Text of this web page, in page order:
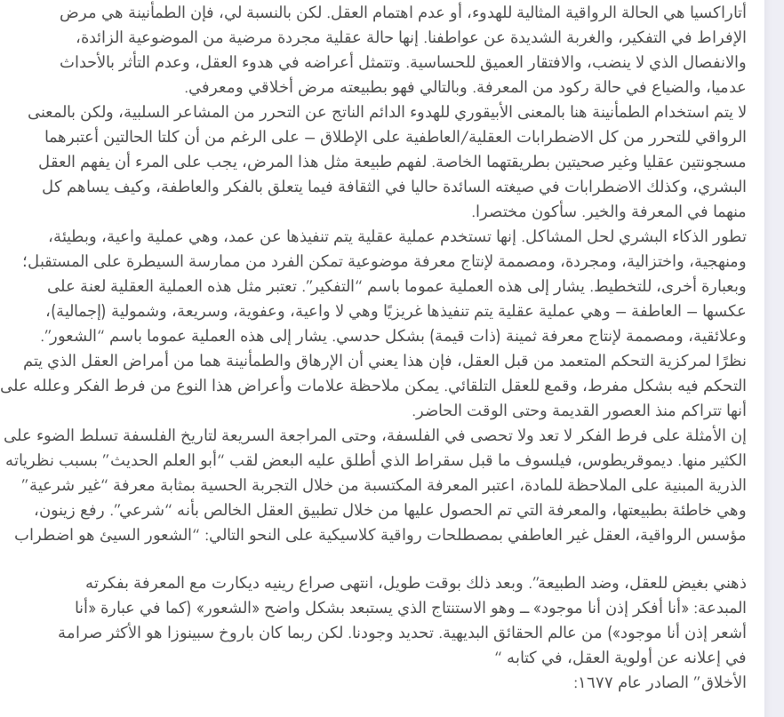
أتاراكسيا هي الحالة الرواقية المثالية للهدوء، أو عدم اهتمام العقل. لكن بالنسبة لي، فإن الطمأنينة هي مرض
الإفراط في التفكير، والغربة الشديدة عن عواطفنا. إنها حالة عقلية مجردة مرضية من الموضوعية الزائدة،
والانفصال الذي لا ينضب، والافتقار العميق للحساسية. وتتمثل أعراضه في هدوء العقل، وعدم التأثر بالأحداث
عدميا، والضياع في حالة ركود من المعرفة. وبالتالي فهو بطبيعته مرض أخلاقي ومعرفي.
لا يتم استخدام الطمأنينة هنا بالمعنى الأبيقوري للهدوء الدائم الناتج عن التحرر من المشاعر السلبية، ولكن بالمعنى
الرواقي للتحرر من كل الاضطرابات العقلية/العاطفية على الإطلاق – على الرغم من أن كلتا الحالتين أعتبرهما
مسجونتين عقليا وغير صحيتين بطريقتهما الخاصة. لفهم طبيعة مثل هذا المرض، يجب على المرء أن يفهم العقل
البشري، وكذلك الاضطرابات في صيغته السائدة حاليا في الثقافة فيما يتعلق بالفكر والعاطفة، وكيف يساهم كل
منهما في المعرفة والخير. سأكون مختصرا.
تطور الذكاء البشري لحل المشاكل. إنها تستخدم عملية عقلية يتم تنفيذها عن عمد، وهي عملية واعية، وبطيئة،
ومنهجية، واختزالية، ومجردة، ومصممة لإنتاج معرفة موضوعية تمكن الفرد من ممارسة السيطرة على المستقبل؛
وبعبارة أخرى، للتخطيط. يشار إلى هذه العملية عموما باسم “التفكير”. تعتبر مثل هذه العملية العقلية لعنة على
عكسها – العاطفة – وهي عملية عقلية يتم تنفيذها غريزيًا وهي لا واعية، وعفوية، وسريعة، وشمولية (إجمالية)،
وعلائقية، ومصممة لإنتاج معرفة ثمينة (ذات قيمة) بشكل حدسي. يشار إلى هذه العملية عموما باسم “الشعور”.
نظرًا لمركزية التحكم المتعمد من قبل العقل، فإن هذا يعني أن الإرهاق والطمأنينة هما من أمراض العقل الذي يتم
التحكم فيه بشكل مفرط، وقمع للعقل التلقائي. يمكن ملاحظة علامات وأعراض هذا النوع من فرط الفكر وعلله على
أنها تتراكم منذ العصور القديمة وحتى الوقت الحاضر.
إن الأمثلة على فرط الفكر لا تعد ولا تحصى في الفلسفة، وحتى المراجعة السريعة لتاريخ الفلسفة تسلط الضوء على
الكثير منها. ديموقريطوس، فيلسوف ما قبل سقراط الذي أطلق عليه البعض لقب “أبو العلم الحديث” بسبب نظرياته
الذرية المبنية على الملاحظة للمادة، اعتبر المعرفة المكتسبة من خلال التجربة الحسية بمثابة معرفة “غير شرعية”
وهي خاطئة بطبيعتها، والمعرفة التي تم الحصول عليها من خلال تطبيق العقل الخالص بأنه “شرعي”. رفع زينون،
مؤسس الرواقية، العقل غير العاطفي بمصطلحات رواقية كلاسيكية على النحو التالي: “الشعور السيئ هو اضطراب
ذهني بغيض للعقل، وضد الطبيعة”. وبعد ذلك بوقت طويل، انتهى صراع رينيه ديكارت مع المعرفة بفكرته
المبدعة: «أنا أفكر إذن أنا موجود» ــ وهو الاستنتاج الذي يستبعد بشكل واضح «الشعور» (كما في عبارة «أنا
أشعر إذن أنا موجود») من عالم الحقائق البديهية. تحديد وجودنا. لكن ربما كان باروخ سبينوزا هو الأكثر صرامة
في إعلانه عن أولوية العقل، في كتابه “
الأخلاق” الصادر عام ١٦٧٧: